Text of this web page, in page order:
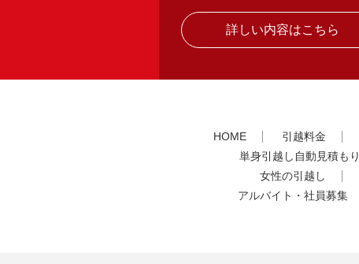
詳しい内容はこちら
HOME 引越料金
単身引越し自動見積もり
女性の引越し
アルバイト・社員募集